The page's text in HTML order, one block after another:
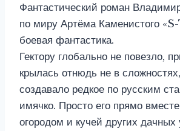
Фантастический роман
по миру Артёма Каменистого
боевая фантастика.
Гектору глобально не повезло,
крылась отнюдь не в
создавало редкое по русским
имячко. Просто его прямо
огородом и кучей других дачных